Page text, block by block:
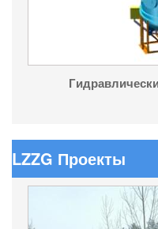
LZZG Проекты